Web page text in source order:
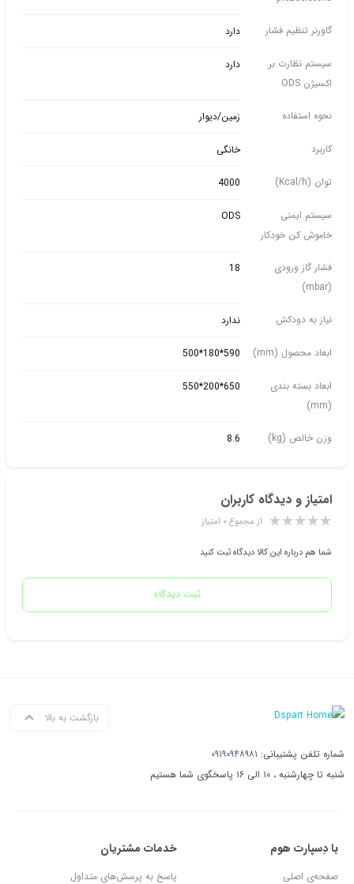
گاورنر تنظیم فشار دارد
سیستم نظارت بر
اکسیژن ODS
دارد
نحوه استفاده زمین/دیوار
کاربرد خانگی
توان (Kcal/h) 4000
سیستم ایمنی
خاموش کن خودکار
ODS
فشار گاز ورودی
(mbar)
18
نیاز به دودکش ندارد
ابعاد محصول (mm) 590*180*500
ابعاد بسته بندی
(mm)
650*200*550
وزن خالص (kg) 8.6
امتیاز و دیدگاه کاربران
از مجموع ۰ امتیاز
شما هم درباره این کالا دیدگاه ثبت کنید
ثبت دیدگاه
بازگشت به بالا
شماره تلفن پشتیبانی: ۰۹۱۹۰۹۴۸۹۸۱
شنبه تا چهارشنبه ، ۱۰ الی ۱۶ پاسخگوی شما هستیم
با دِسپارت هوم
صفحه‌ی اصلی
خدمات مشتریان
پاسخ به پرسش‌های متداول